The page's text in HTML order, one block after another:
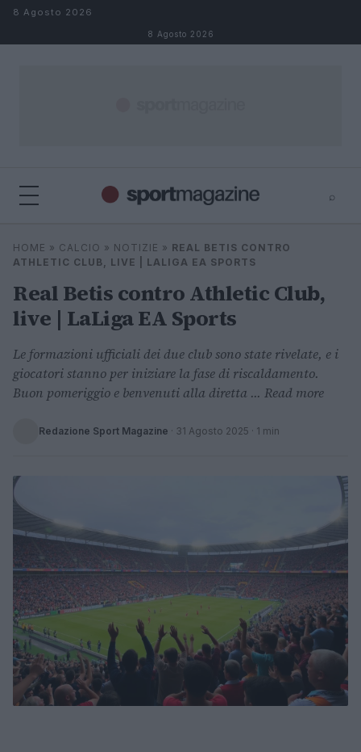
Salta al contenuto
8 Agosto 2026
8 Agosto 2026
⌕
Cerca
HOME » CALCIO » NOTIZIE » REAL BETIS CONTRO
ATHLETIC CLUB, LIVE | LALIGA EA SPORTS
Real Betis contro Athletic Club,
live | LaLiga EA Sports
Le formazioni ufficiali dei due club sono state rivelate, e i
giocatori stanno per iniziare la fase di riscaldamento.
Buon pomeriggio e benvenuti alla diretta ... Read more
Redazione Sport Magazine · 31 Agosto 2025 · 1 min